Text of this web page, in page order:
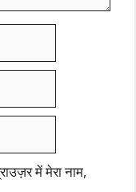
में मेरा नाम,